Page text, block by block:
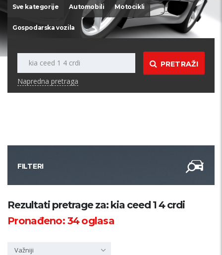
Sve kategorije Automobili Motocikli
Gospodarska vozila
PRETRAŽI
Napredna pretraga
FILTERI
Kategorija
Rezultati pretrage za: kia ceed 1 4 crdi
Pronađeno:34oglasa
Važniji